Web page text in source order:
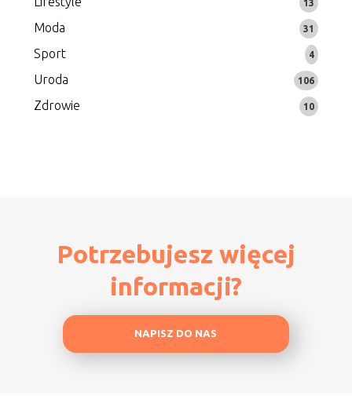
13
Moda 31
Sport 4
Uroda 106
Zdrowie 10
Potrzebujesz więcej
informacji?
NAPISZ DO NAS